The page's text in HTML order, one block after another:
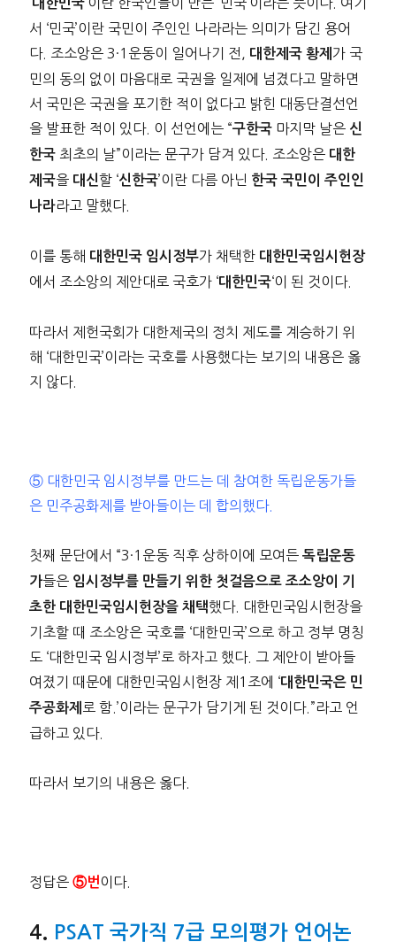
대한민국
서 ‘민국’이란 국민이 주인인 나라라는 의미가 담긴 용어
다. 조소앙은 3·1운동이 일어나기 전,
대한제국 황제 가 국
민의 동의 없이 마음대로 국권을 일제에 넘겼다고 말하면
서 국민은 국권을 포기한 적이 없다고 밝힌 대동단결선언
을 발표한 적이 있다. 이 선언에는 “구한국마지막 날은 신
한국최초의 날”이라는 문구가 담겨 있다. 조소앙은 대한
제국을 대신할 ‘신한국’이란 다름 아닌 한국 국민이 주인인
나라라고 말했다.
이를 통해 대한민국 임시정부가 채택한 대한민국임시헌장
에서 조소앙의 제안대로 국호가 ‘대한민국‘이 된 것이다.
따라서 제헌국회가 대한제국의 정치 제도를 계승하기 위
해 ‘대한민국’이라는 국호를 사용했다는 보기의 내용은 옳
지 않다.
⑤ 대한민국 임시정부를 만드는 데 참여한 독립운동가들
은 민주공화제를 받아들이는 데 합의했다.
첫째 문단에서 “3·1운동 직후 상하이에 모여든 독립운동
가들은 임시정부를 만들기 위한 첫걸음으로 조소앙이 기
초한 대한민국임시헌장을 채택했다. 대한민국임시헌장을
기초할 때 조소앙은 국호를 ‘대한민국’으로 하고 정부 명칭
도 ‘대한민국 임시정부’로 하자고 했다. 그 제안이 받아들
여졌기 때문에 대한민국임시헌장 제1조에 ‘대한민국은 민
주공화제 로 함.’이라는 문구가 담기게 된 것이다.”라고 언
급하고 있다.
따라서 보기의 내용은 옳다.
정답은 ⑤번 이다.
PSAT 국가직 7급 모의평가 언어논